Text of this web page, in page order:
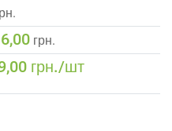
6,00 грн.
грн./шт